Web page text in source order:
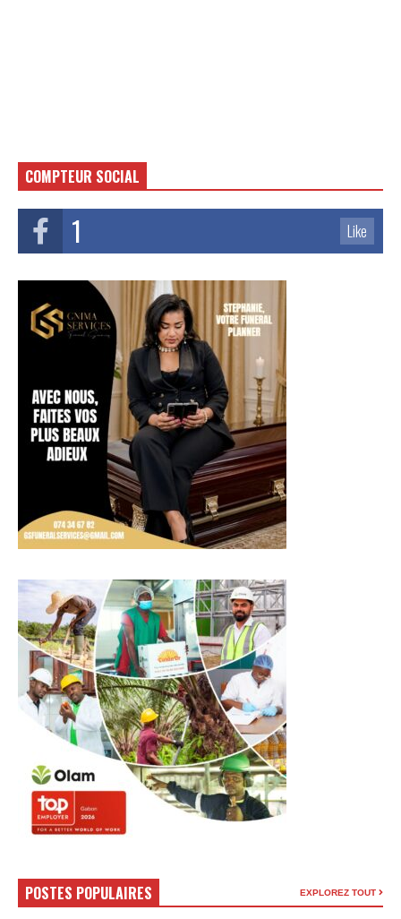
COMPTEUR SOCIAL
1 Like
POSTES POPULAIRES EXPLOREZ TOUT